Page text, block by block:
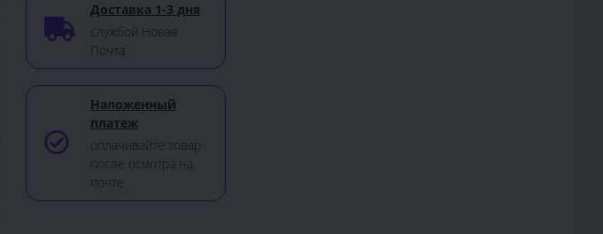
Доставка 1-3 дня
службой Новая
Почта
Наложенный
платеж
оплачивайте товар
после осмотра на
почте